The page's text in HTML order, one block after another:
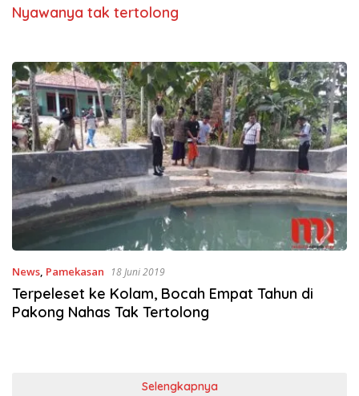
Nyawanya tak tertolong
News, Pamekasan 18 Juni 2019
Terpeleset ke Kolam, Bocah Empat Tahun di
Pakong Nahas Tak Tertolong
Selengkapnya